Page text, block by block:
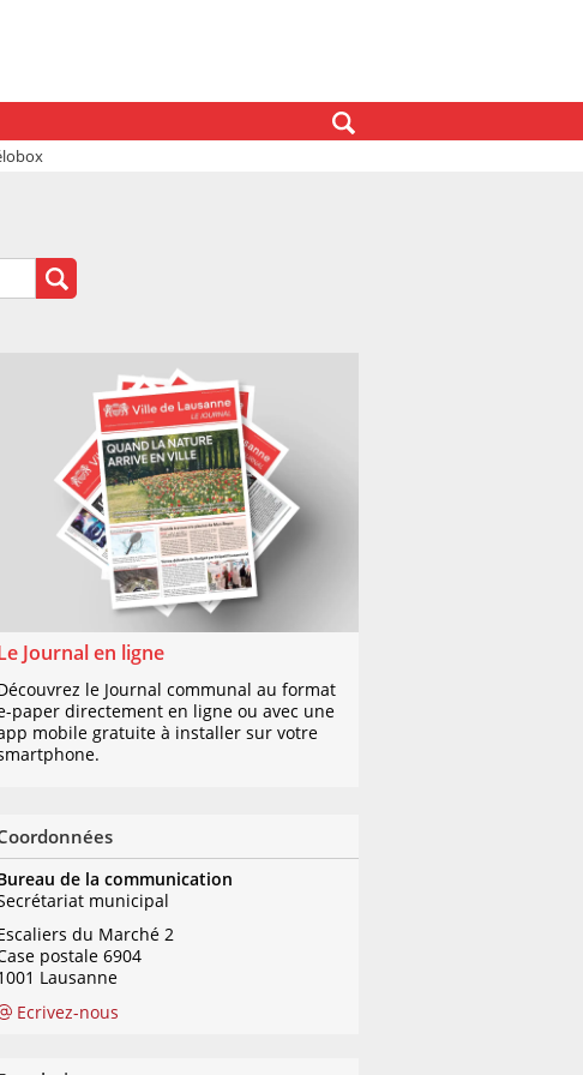
Journal en ligne
le Journal communal au format
paper directement en ligne ou avec une
mobile gratuite à installer sur votre
de la communication
municipal
du Marché 2
postale 6904
Lausanne
Ecrivez-nous